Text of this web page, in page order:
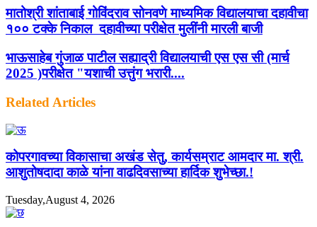
मातोश्री शांताबाई गोविंदराव सोनवणे माध्यमिक विद्यालयाचा दहावीचा
१०० टक्के निकाल दहावीच्या परीक्षेत मुलींनी मारली बाजी
भाऊसाहेब गुंजाळ पाटील सह्याद्री विद्यालयाची एस एस सी (मार्च
2025 )परीक्षेत "यशाची उत्तुंग भरारी....
Related Articles
कोपरगावच्या विकासाचा अखंड सेतु, कार्यसम्राट आमदार मा. श्री.
आशुतोषदादा काळे यांना वाढदिवसाच्या हार्दिक शुभेच्छा.!
Tuesday,August 4, 2026